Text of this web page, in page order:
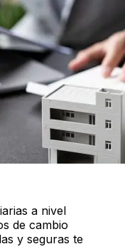
a nivel
de cambio
y seguras te